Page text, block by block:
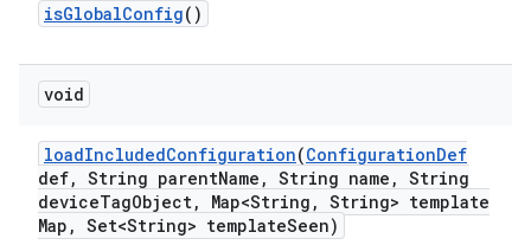
isGlobalConfig()
void
loadIncludedConfiguration(ConfigurationDef
def, String parentName , String name , String
deviceTagObject, Map<String , String> template
Map , Set<String> templateSeen)